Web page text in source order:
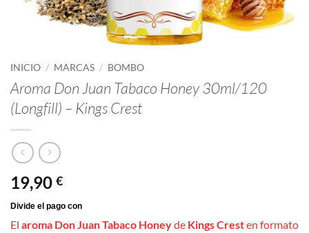
INICIO / MARCAS / BOMBO
Aroma Don Juan Tabaco Honey 30ml/120
(Longfill) – Kings Crest
19,90 €
El aroma Don Juan Tabaco Honeyde Kings Cresten formato